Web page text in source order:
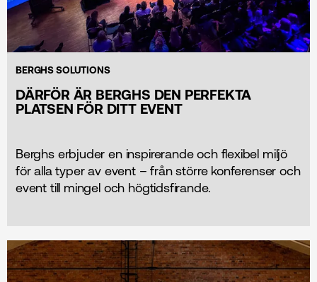
BERGHS SOLUTIONS
DÄRFÖR ÄR BERGHS DEN PERFEKTA
PLATSEN FÖR DITT EVENT
Berghs erbjuder en inspirerande och flexibel miljö
för alla typer av event – från större konferenser och
event till mingel och högtidsfirande.